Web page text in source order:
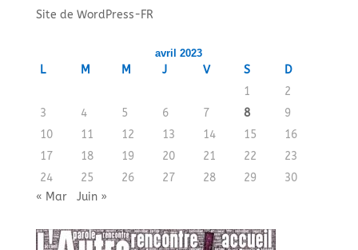
Site de WordPress-FR
avril 2023
L M M J V S
D
1
2
3
4 5 6 7 8
9
10
11 12 13 14 15
16
17
18 19 20 21 22
23
24
25 26 27 28 29
30
« Mar
Juin »